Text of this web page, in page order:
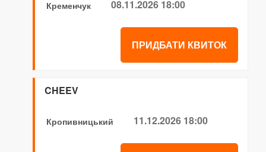
Кременчук 08.11.2026 18:00
ПРИДБАТИ КВИТОК
CHEEV
Кропивницький 11.12.2026 18:00